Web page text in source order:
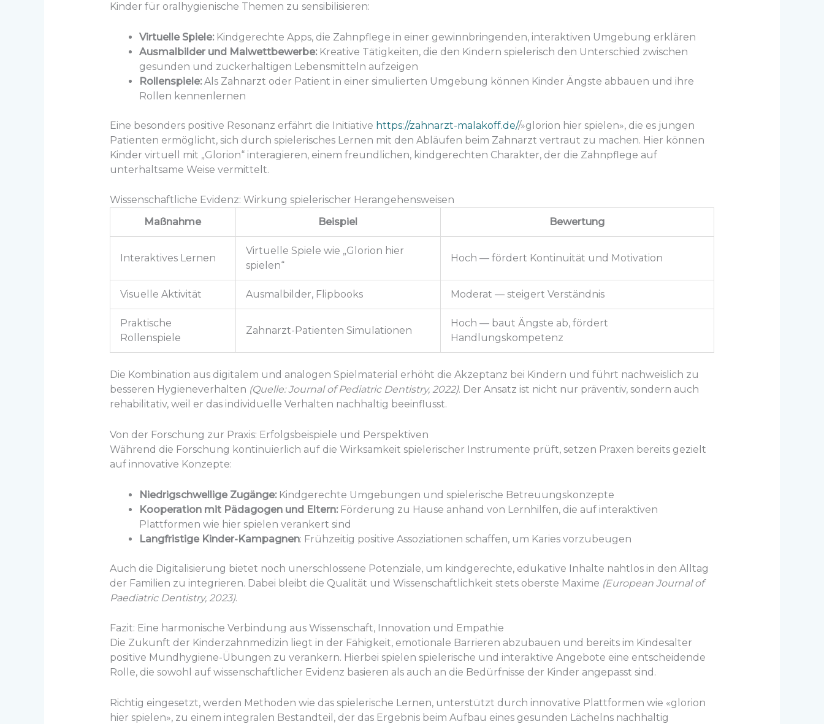
Kinder für oralhygienische Themen zu sensibilisieren:
Virtuelle Spiele:Kindgerechte Apps, die Zahnpflege in einer gewinnbringenden, interaktiven Umgebung erklären
Ausmalbilder und Malwettbewerbe:Kreative Tätigkeiten, die den Kindern spielerisch den Unterschied zwischen
gesunden und zuckerhaltigen Lebensmitteln aufzeigen
Rollenspiele:Als Zahnarzt oder Patient in einer simulierten Umgebung können Kinder Ängste abbauen und ihre
Rollen kennenlernen
Eine besonders positive Resonanz erfährt die Initiative https://zahnarzt-malakoff.de//»glorion hier spielen», die es jungen
Patienten ermöglicht, sich durch spielerisches Lernen mit den Abläufen beim Zahnarzt vertraut zu machen. Hier können
Kinder virtuell mit „Glorion“ interagieren, einem freundlichen, kindgerechten Charakter, der die Zahnpflege auf
unterhaltsame Weise vermittelt.
Wissenschaftliche Evidenz: Wirkung spielerischer Herangehensweisen
Maßnahme
Beispiel Bewertung
Interaktives Lernen
Virtuelle Spiele wie „Glorion hier
spielen“
Hoch — fördert Kontinuität und Motivation
Visuelle Aktivität Ausmalbilder, Flipbooks Moderat — steigert Verständnis
Praktische
Rollenspiele
Zahnarzt-Patienten Simulationen
Hoch — baut Ängste ab, fördert
Handlungskompetenz
Die Kombination aus digitalem und analogen Spielmaterial erhöht die Akzeptanz bei Kindern und führt nachweislich zu
besseren Hygieneverhalten (Quelle: Journal of Pediatric Dentistry, 2022). Der Ansatz ist nicht nur präventiv, sondern auch
rehabilitativ, weil er das individuelle Verhalten nachhaltig beeinflusst.
Von der Forschung zur Praxis: Erfolgsbeispiele und Perspektiven
Während die Forschung kontinuierlich auf die Wirksamkeit spielerischer Instrumente prüft, setzen Praxen bereits gezielt
auf innovative Konzepte:
Niedrigschwellige Zugänge:Kindgerechte Umgebungen und spielerische Betreuungskonzepte
Kooperation mit Pädagogen und Eltern:Förderung zu Hause anhand von Lernhilfen, die auf interaktiven
Plattformen wie hier spielen verankert sind
Langfristige Kinder-Kampagnen: Frühzeitig positive Assoziationen schaffen, um Karies vorzubeugen
Auch die Digitalisierung bietet noch unerschlossene Potenziale, um kindgerechte, edukative Inhalte nahtlos in den Alltag
der Familien zu integrieren. Dabei bleibt die Qualität und Wissenschaftlichkeit stets oberste Maxime (European Journal of
Paediatric Dentistry, 2023).
Fazit: Eine harmonische Verbindung aus Wissenschaft, Innovation und Empathie
Die Zukunft der Kinderzahnmedizin liegt in der Fähigkeit, emotionale Barrieren abzubauen und bereits im Kindesalter
positive Mundhygiene-Übungen zu verankern. Hierbei spielen spielerische und interaktive Angebote eine entscheidende
Rolle, die sowohl auf wissenschaftlicher Evidenz basieren als auch an die Bedürfnisse der Kinder angepasst sind.
Richtig eingesetzt, werden Methoden wie das spielerische Lernen, unterstützt durch innovative Plattformen wie «glorion
hier spielen», zu einem integralen Bestandteil, der das Ergebnis beim Aufbau eines gesunden Lächelns nachhaltig